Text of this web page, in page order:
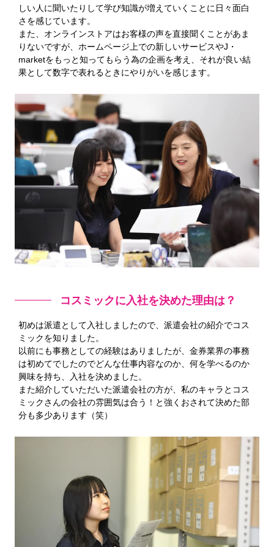
しい人に聞いたりして学び知識が増えていくことに日々面白
さを感じています。
また、オンラインストアはお客様の声を直接聞くことがあま
りないですが、ホームページ上での新しいサービスやJ・
marketをもっと知ってもらう為の企画を考え、それが良い結
果として数字で表れるときにやりがいを感じます。
コスミックに入社を決めた理由は？
初めは派遣として入社しましたので、派遣会社の紹介でコス
ミックを知りました。
以前にも事務としての経験はありましたが、金券業界の事務
は初めてでしたのでどんな仕事内容なのか、何を学べるのか
興味を持ち、入社を決めました。
また紹介していただいた派遣会社の方が、私のキャラとコス
ミックさんの会社の雰囲気は合う！と強くおされて決めた部
分も多少あります（笑）